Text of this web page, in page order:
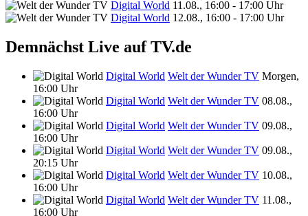
Digital World 11.08., 16:00 - 17:00 Uhr
Digital World 12.08., 16:00 - 17:00 Uhr
Demnächst Live auf TV.de
Digital World Welt der Wunder TV Morgen,
16:00 Uhr
Digital World Welt der Wunder TV 08.08.,
16:00 Uhr
Digital World Welt der Wunder TV 09.08.,
16:00 Uhr
Digital World Welt der Wunder TV 09.08.,
20:15 Uhr
Digital World Welt der Wunder TV 10.08.,
16:00 Uhr
Digital World Welt der Wunder TV 11.08.,
16:00 Uhr